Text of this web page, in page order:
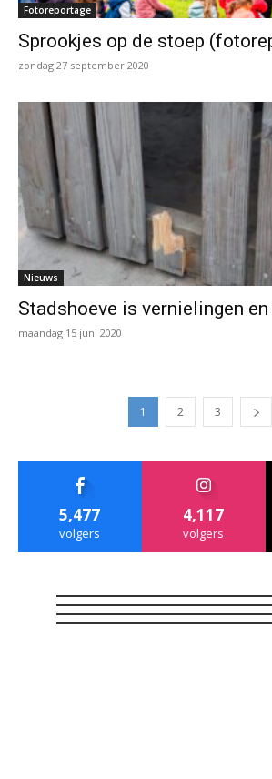
Fotoreportage
Sprookjes op de stoep
zondag 27 september 2020
Nieuws
Stadshoeve is vernielingen
maandag 15 juni 2020
1 2 3
5,477
volgers
4,117
volgers